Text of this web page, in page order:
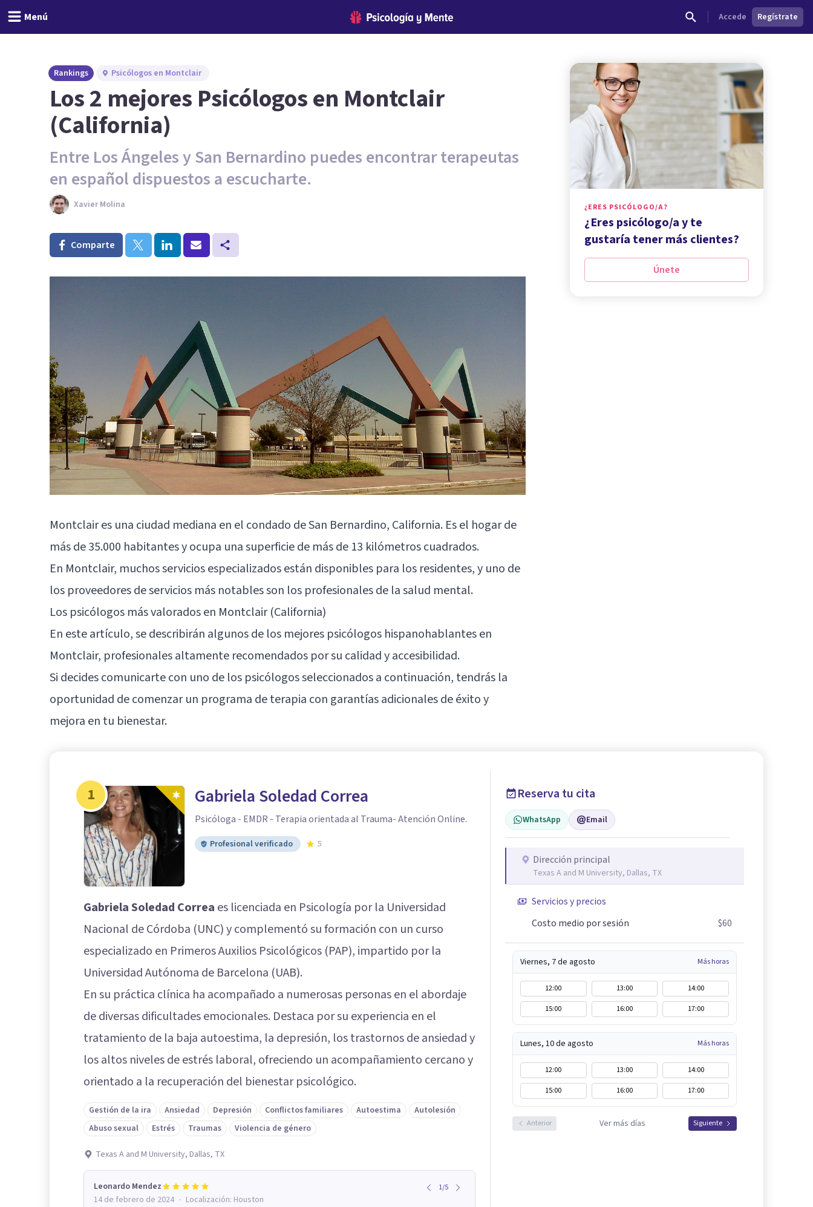
Menú Accede Regístrate
Rankings Psicólogos en Montclair
Los 2 mejores Psicólogos en Montclair
(California)
Entre Los Ángeles y San Bernardino puedes encontrar terapeutas
en español dispuestos a escucharte.
Xavier Molina
Comparte
Montclair es una ciudad mediana en el condado de San Bernardino, California. Es el hogar de
más de 35.000 habitantes y ocupa una superficie de más de 13 kilómetros cuadrados.
En Montclair, muchos servicios especializados están disponibles para los residentes, y uno de
los proveedores de servicios más notables son los profesionales de la salud mental.
Los psicólogos más valorados en Montclair (California)
En este artículo, se describirán algunos de los mejores psicólogos hispanohablantes en
Montclair, profesionales altamente recomendados por su calidad y accesibilidad.
Si decides comunicarte con uno de los psicólogos seleccionados a continuación, tendrás la
oportunidad de comenzar un programa de terapia con garantías adicionales de éxito y
mejora en tu bienestar.
¿ERES PSICÓLOGO/A?
¿Eres psicólogo/a y te
gustaría tener más clientes?
Únete
1 Gabriela Soledad Correa
Psicóloga - EMDR - Terapia orientada al Trauma- Atención Online.
Profesional verificado 5
Gabriela Soledad Correa es licenciada en Psicología por la Universidad
Nacional de Córdoba (UNC) y complementó su formación con un curso
especializado en Primeros Auxilios Psicológicos (PAP), impartido por la
Universidad Autónoma de Barcelona (UAB).
En su práctica clínica ha acompañado a numerosas personas en el abordaje
de diversas dificultades emocionales. Destaca por su experiencia en el
tratamiento de la baja autoestima, la depresión, los trastornos de ansiedad y
los altos niveles de estrés laboral, ofreciendo un acompañamiento cercano y
orientado a la recuperación del bienestar psicológico.
Gestión de la ira Ansiedad Depresión Conflictos familiares Autoestima
Autolesión
Abuso sexual
Estrés Traumas Violencia de género
Texas A and M University, Dallas, TX
Leonardo Mendez 1/5
14 de febrero de 2024 · Localización: Houston
Reserva tu cita
WhatsApp Email
Dirección principal
Texas A and M University, Dallas, TX
Servicios y precios
Costo medio por sesión
$60
Viernes, 7 de agosto Más horas
12:00 13:00
14:00
15:00
16:00 17:00
Lunes, 10 de agosto Más horas
12:00 13:00
14:00
15:00
16:00 17:00
Anterior Ver más días Siguiente